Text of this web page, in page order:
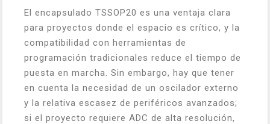
El encapsulado TSSOP20 es una ventaja clara
para proyectos donde el espacio es crítico, y la
compatibilidad con herramientas de
programación tradicionales reduce el tiempo de
puesta en marcha. Sin embargo, hay que tener
en cuenta la necesidad de un oscilador externo
y la relativa escasez de periféricos avanzados;
si el proyecto requiere ADC de alta resolución,